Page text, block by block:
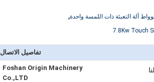
,
7.8Kw Touch
تفاصيل الاتصال
Foshan Origin Machinery
Co.,LTD